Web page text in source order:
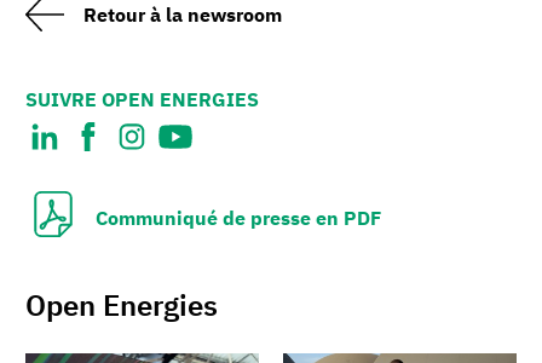
Retour à la newsroom
SUIVRE OPEN ENERGIES
Communiqué de presse en PDF
Open Energies